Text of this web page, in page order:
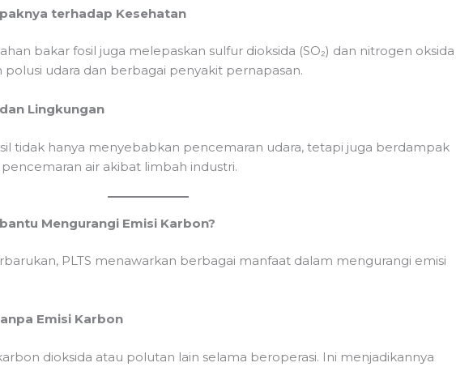
terhadap Kesehatan
bakar fosil juga melepaskan sulfur dioksida (SO₂) dan nitrogen oksida
polusi udara dan berbagai penyakit pernapasan.
Lingkungan
tidak hanya menyebabkan pencemaran udara, tetapi juga berdampak
air akibat limbah industri.
Mengurangi Emisi Karbon?
PLTS menawarkan berbagai manfaat dalam mengurangi emisi
Emisi Karbon
dioksida atau polutan lain selama beroperasi. Ini menjadikannya